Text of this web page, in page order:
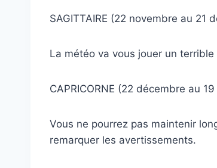
SAGITTAIRE (22 novembre au 21
La météo va vous jouer un
CAPRICORNE (22 décembre au
Vous ne pourrez pas maintenir
remarquer les avertissements.